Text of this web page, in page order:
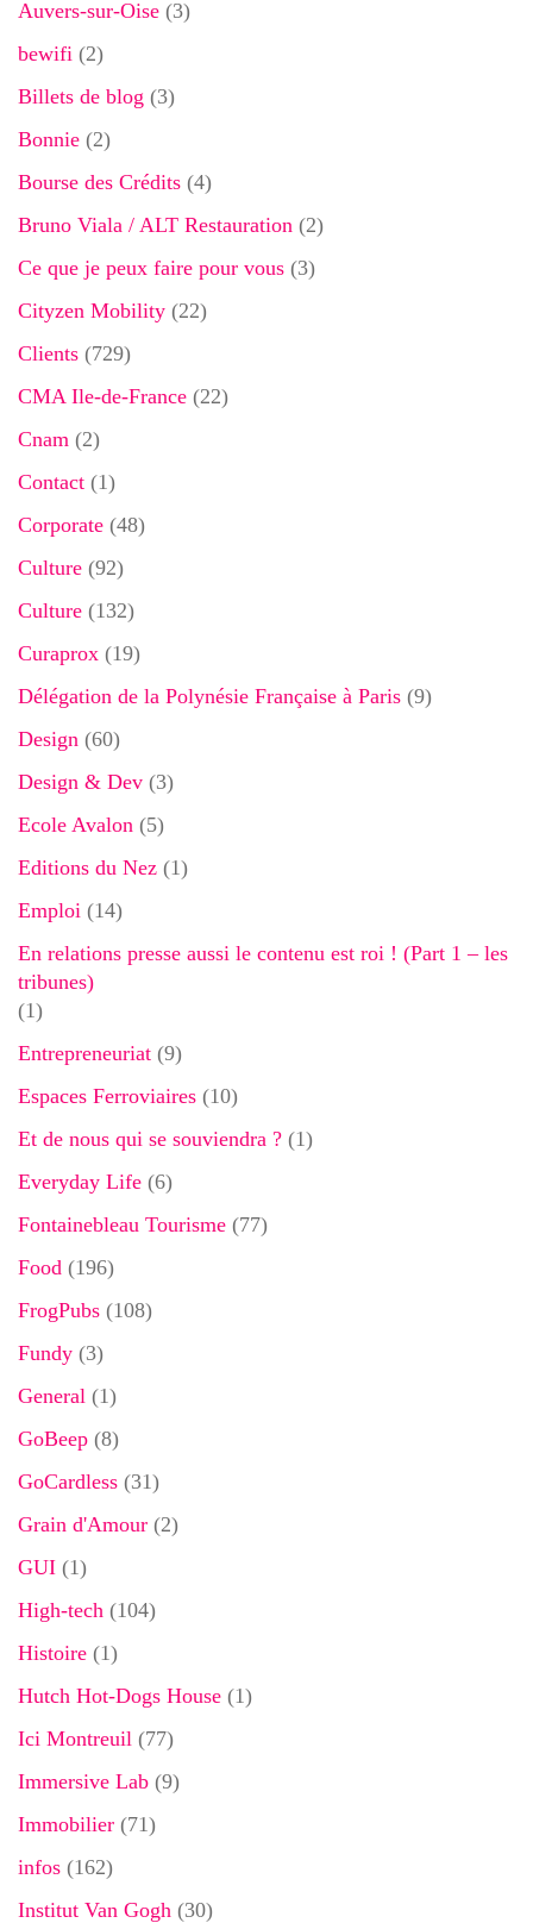
Auvers-sur-Oise (3)
bewifi (2)
Billets de blog (3)
Bonnie (2)
Bourse des Crédits (4)
Bruno Viala / ALT Restauration (2)
Ce que je peux faire pour vous (3)
Cityzen Mobility (22)
Clients (729)
CMA Ile-de-France (22)
Cnam (2)
Contact (1)
Corporate (48)
Culture (92)
Culture (132)
Curaprox (19)
Délégation de la Polynésie Française à Paris (9)
Design (60)
Design & Dev (3)
Ecole Avalon (5)
Editions du Nez (1)
Emploi (14)
En relations presse aussi le contenu est roi ! (Part 1 – les
tribunes)
(1)
Entrepreneuriat (9)
Espaces Ferroviaires (10)
Et de nous qui se souviendra ? (1)
Everyday Life (6)
Fontainebleau Tourisme (77)
Food (196)
FrogPubs (108)
Fundy (3)
General (1)
GoBeep (8)
GoCardless (31)
Grain d'Amour (2)
GUI (1)
High-tech (104)
Histoire (1)
Hutch Hot-Dogs House (1)
Ici Montreuil (77)
Immersive Lab (9)
Immobilier (71)
infos (162)
Institut Van Gogh (30)